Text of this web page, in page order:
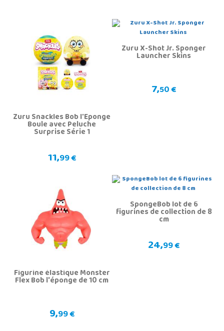
Zuru Snackles Bob l'Éponge
Boule avec Peluche
Surprise Série 1
11,99 €
Zuru X-Shot Jr. Sponger
Launcher Skins
7,50 €
Figurine élastique Monster
Flex Bob l'éponge de 10 cm
9,99 €
SpongeBob lot de 6
figurines de collection de 8
cm
24,99 €